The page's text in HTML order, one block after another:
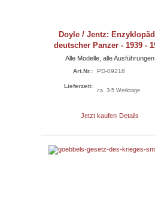
Doyle / Jentz:
deutscher Panzer - 1939 -
Alle Modelle, alle Ausführungen
Art.Nr.: PD-09218
Lieferzeit:
ca. 3-5 Werktage
Jetzt kaufen Details